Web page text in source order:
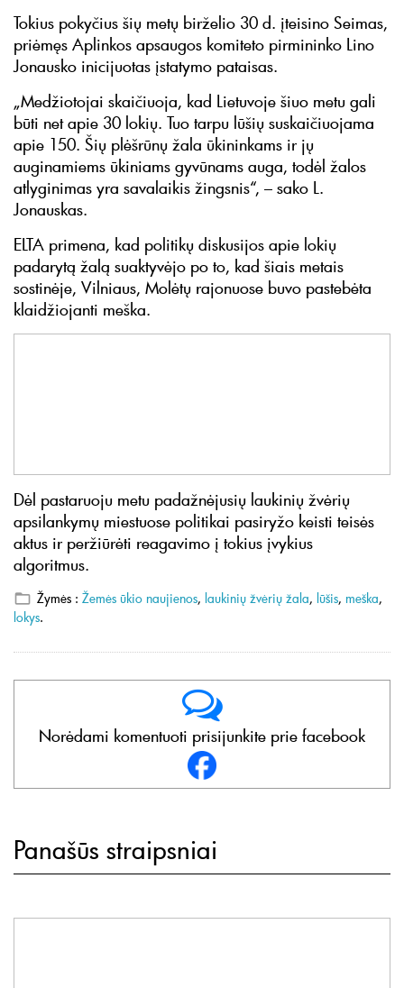
Tokius pokyčius šių metų birželio 30 d. įteisino Seimas,
priėmęs Aplinkos apsaugos komiteto pirmininko Lino
Jonausko inicijuotas įstatymo pataisas.
„Medžiotojai skaičiuoja, kad Lietuvoje šiuo metu gali
būti net apie 30 lokių. Tuo tarpu lūšių suskaičiuojama
apie 150. Šių plėšrūnų žala ūkininkams ir jų
auginamiems ūkiniams gyvūnams auga, todėl žalos
atlyginimas yra savalaikis žingsnis“, – sako L.
Jonauskas.
ELTA primena, kad politikų diskusijos apie lokių
padarytą žalą suaktyvėjo po to, kad šiais metais
sostinėje, Vilniaus, Molėtų rajonuose buvo pastebėta
klaidžiojanti meška.
Dėl pastaruoju metu padažnėjusių laukinių žvėrių
apsilankymų miestuose politikai pasiryžo keisti teisės
aktus ir peržiūrėti reagavimo į tokius įvykius
algoritmus.
Žymės : Žemės ūkio naujienos, laukinių žvėrių žala, lūšis, meška,
lokys.
Norėdami komentuoti prisijunkite prie facebook
Panašūs straipsniai